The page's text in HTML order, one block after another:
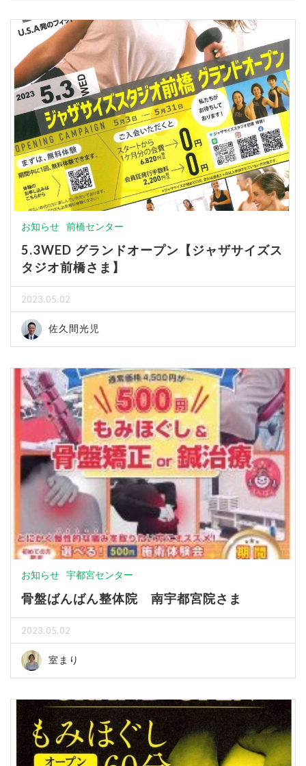
お知らせ 前橋センター
5.3WED グランドオープン【ジャザサイズス
タジオ前橋さま】
2023.05.02
佐久間光児
お知らせ 宇都宮センター
骨盤ばんばん整体院 南宇都宮院さま
2023.05.02
室まり